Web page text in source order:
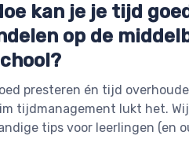
kan je je tijd
op de
presteren én tijd
tijdmanagement lukt het.
tips voor leerlingen (en